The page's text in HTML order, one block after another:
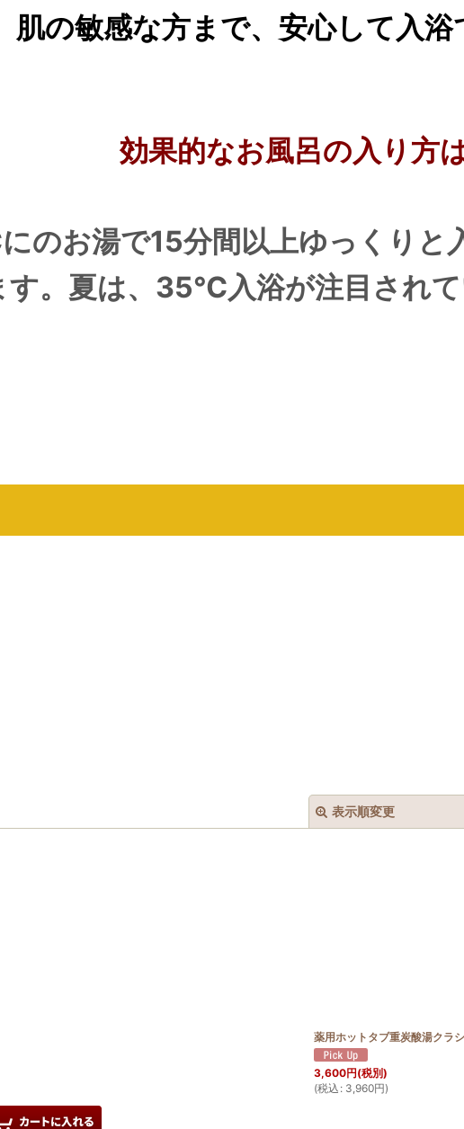
肌の敏感な方まで、安心して入浴
効果的なお風呂の入り方
お湯で15分間以上ゆっくりと
。夏は、35℃入浴が注目されて
表示順変更
薬用ホットタブ重炭酸湯クラ
3,600円(税別)
(税込 : 3,960円)